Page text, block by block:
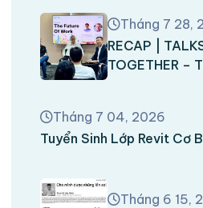
Tháng 7 28,
RECAP |
TOGETHER –
Tháng 7 04, 2026
Tuyển Sinh Lớp Revit Cơ
Tháng 6 15,